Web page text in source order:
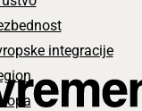
integracije